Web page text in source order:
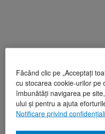
Făcând clic pe „Acceptați
cu stocarea cookie-urilor pe
îmbunătăți navigarea pe
ului și pentru a ajuta
Notificare privind